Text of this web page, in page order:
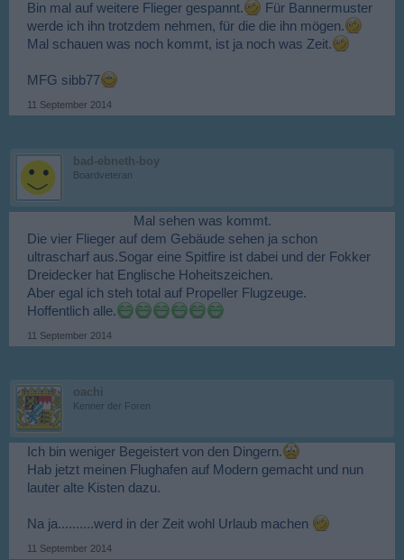
Bin mal auf weitere Flieger gespannt.
Für Bannermuster
werde ich ihn trotzdem nehmen, für die die ihn mögen.
Mal schauen was noch kommt, ist ja noch was Zeit.
MFG sibb77
11 September 2014
bad-ebneth-boy
Boardveteran
Mal sehen was kommt.​
Die vier Flieger auf dem Gebäude sehen ja schon
ultrascharf aus.Sogar eine Spitfire ist dabei und der Fokker
Dreidecker hat Englische Hoheitszeichen.
Aber egal ich steh total auf Propeller Flugzeuge.
Hoffentlich alle.
11 September 2014
oachi
Kenner der Foren
Ich bin weniger Begeistert von den Dingern.
Hab jetzt meinen Flughafen auf Modern gemacht und nun
lauter alte Kisten dazu.
Na ja..........werd in der Zeit wohl Urlaub machen
11 September 2014